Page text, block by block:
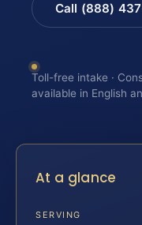
Call (888)
Toll-free intake ·
available in English
At a glance
SERVING